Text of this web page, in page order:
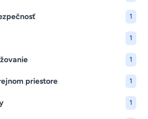
1
1
1
priestore 1
1